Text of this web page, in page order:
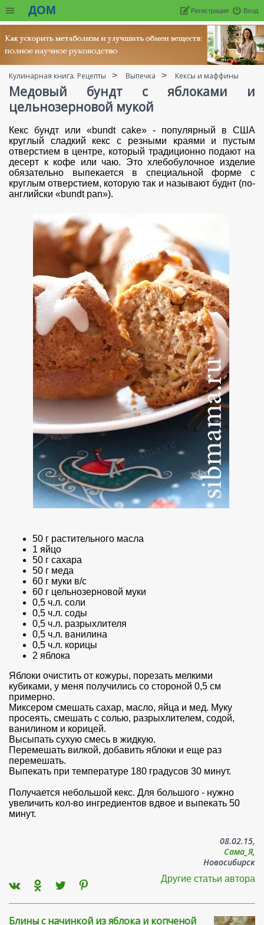
ДОМ Вход
Регистрация
Кулинарная книга. Рецепты Выпечка Кексы и маффины
Медовый бундт с яблоками и
цельнозерновой мукой
Кекс бундт или «bundt cake» - популярный в США
круглый сладкий кекс с резными краями и пустым
отверстием в центре, который традиционно подают на
десерт к кофе или чаю. Это хлебобулочное изделие
обязательно выпекается в специальной форме с
круглым отверстием, которую так и называют буднт (по-
английски «bundt pan»).
50 г растительного масла
1 яйцо
50 г сахара
50 г меда
60 г муки в/с
60 г цельнозерновой муки
0,5 ч.л. соли
0,5 ч.л. соды
0,5 ч.л. разрыхлителя
0,5 ч.л. ванилина
0,5 ч.л. корицы
2 яблока
Яблоки очистить от кожуры, порезать мелкими
кубиками, у меня получились со стороной 0,5 см
примерно.
Миксером смешать сахар, масло, яйца и мед. Муку
просеять, смешать с солью, разрыхлителем, содой,
ванилином и корицей.
Высыпать сухую смесь в жидкую.
Перемешать вилкой, добавить яблоки и еще раз
перемешать.
Выпекать при температуре 180 градусов 30 минут.
Получается небольшой кекс. Для большого - нужно
увеличить кол-во ингредиентов вдвое и выпекать 50
минут.
08.02.15,
Сама_Я,
Новосибирск
Другие статьи автора
Блины с начинкой из яблока и копченой